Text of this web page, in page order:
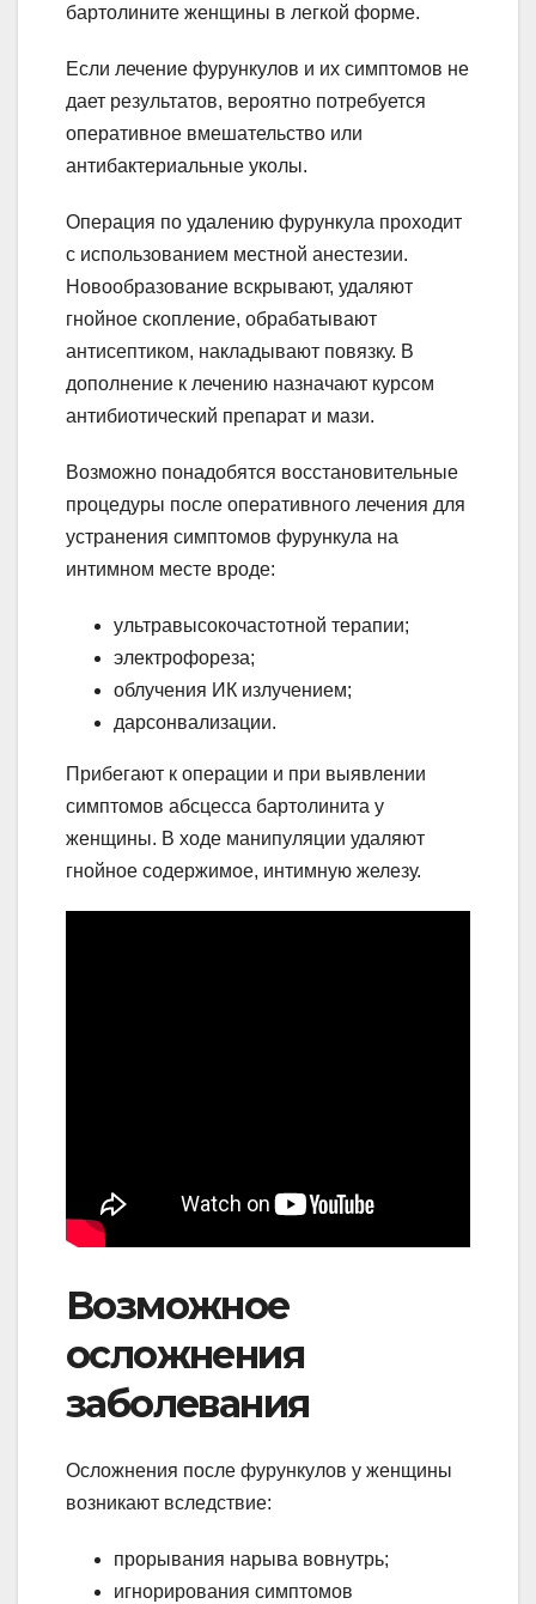
бартолините женщины в легкой форме.
Если лечение фурункулов и их симптомов не
дает результатов, вероятно потребуется
оперативное вмешательство или
антибактериальные уколы.
Операция по удалению фурункула проходит
с использованием местной анестезии.
Новообразование вскрывают, удаляют
гнойное скопление, обрабатывают
антисептиком, накладывают повязку. В
дополнение к лечению назначают курсом
антибиотический препарат и мази.
Возможно понадобятся восстановительные
процедуры после оперативного лечения для
устранения симптомов фурункула на
интимном месте вроде:
ультравысокочастотной терапии;
электрофореза;
облучения ИК излучением;
дарсонвализации.
Прибегают к операции и при выявлении
симптомов абсцесса бартолинита у
женщины. В ходе манипуляции удаляют
гнойное содержимое, интимную железу.
Возможное
осложнения
заболевания
Осложнения после фурункулов у женщины
возникают вследствие:
прорывания нарыва вовнутрь;
игнорирования симптомов